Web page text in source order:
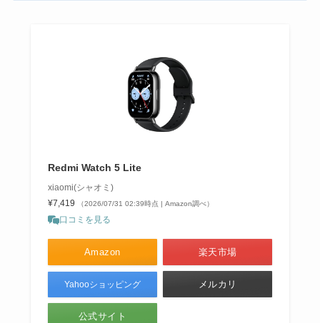
Redmi Watch 5 Lite
xiaomi(シャオミ)
¥7,419
（2026/07/31 02:39時点 | Amazon調べ）
口コミを見る
Amazon 楽天市場
Yahooショッピング メルカリ
公式サイト